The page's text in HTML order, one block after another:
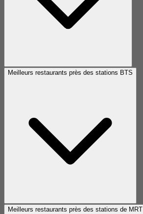
Meilleurs restaurants près des stations BTS
Meilleurs restaurants près des stations de MRT